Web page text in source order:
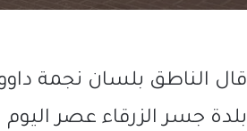
قال الناطق بلسان نجمة
بلدة جسر الزرقاء عصر